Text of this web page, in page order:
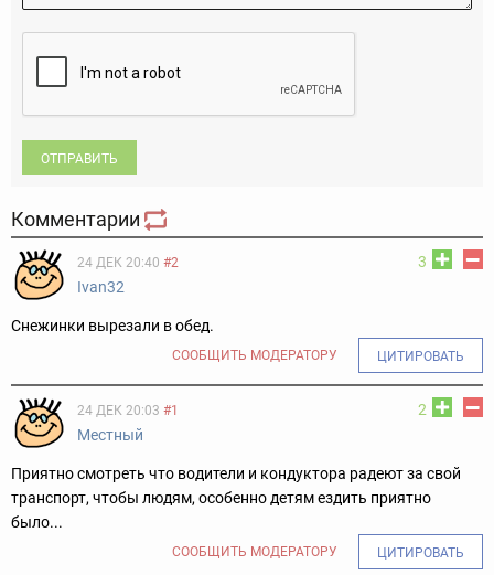
ОТПРАВИТЬ
Комментарии
3
24 ДЕК 20:40 #2
Ivan32
Снежинки вырезали в обед.
СООБЩИТЬ МОДЕРАТОРУ ЦИТИРОВАТЬ
2
24 ДЕК 20:03 #1
Местный
Приятно смотреть что водители и кондуктора радеют за свой
транспорт, чтобы людям, особенно детям ездить приятно
было...
СООБЩИТЬ МОДЕРАТОРУ ЦИТИРОВАТЬ